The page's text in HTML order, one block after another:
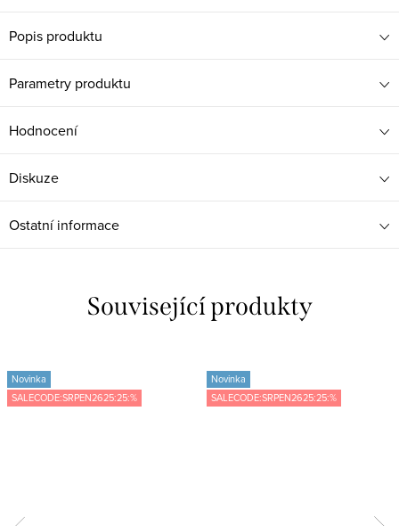
Popis produktu
Parametry produktu
Hodnocení
Diskuze
Ostatní informace
Související produkty
Novinka
SALECODE:SRPEN2625:25:%
Novinka
SALECODE:SRPEN2625:25:%